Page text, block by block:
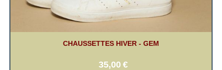
CHAUSSETTES HIVER - GEM
35,00 €